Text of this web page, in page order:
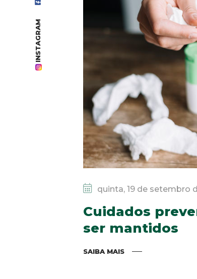
INSTAGRAM
quinta, 19 de setembro
Cuidados
ser mantidos
SAIBA MAIS